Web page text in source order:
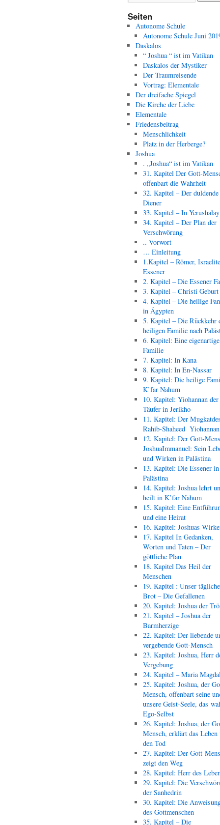
Seiten
Autonome Schule
Autonome Schule Juni
Daskalos
“ Joshua “ ist im Vatikan
Daskalos der Mystiker
Der Traumreisende
Vortrag: Elementale
Der dreifache Spiegel
Die Kirche der Liebe
Elementale
Friedensbeitrag
Menschlichkeit
Platz in der Herberge?
Joshua
. „Joshua“ ist im Vatikan
31. Kapitel Der Gott-
offenbart die Wahrheit
32. Kapitel – Der duldende
Diener
33. Kapitel – In
34. Kapitel – Der Plan der
Verschwörung
.. Vorwort
… Einleitung
1.Kapitel – Römer,
Essener
2. Kapitel – Die Essener
3. Kapitel – Christi Geburt
4. Kapitel – Die heilige
in Ägypten
5. Kapitel – Die Rückkehr
heiligen Familie nach
6. Kapitel: Eine eigenartige
Familie
7. Kapitel: In Kana
8. Kapitel: In En-Nassar
9. Kapitel: Die heilige
K’far Nahum
10. Kapitel: Yiohannan der
Täufer in Jerikho
11. Kapitel: Der
Rahib-Shaheed
12. Kapitel: Der Gott-
JoshuaImmanuel: Sein
und Wirken in Palästina
13. Kapitel: Die Essener in
Palästina
14. Kapitel: Joshua lehrt
heilt in K’far Nahum
15. Kapitel: Eine
und eine Heirat
16. Kapitel: Joshuas
17. Kapitel In Gedanken,
Worten und Taten – Der
göttliche Plan
18. Kapitel Das Heil der
Menschen
19. Kapitel : Unser
Brot – Die Gefallenen
20. Kapitel: Joshua der
21. Kapitel – Joshua der
Barmherzige
22. Kapitel: Der liebende
vergebende Gott-Mensch
23. Kapitel: Joshua, Herr
Vergebung
24. Kapitel – Maria
25. Kapitel: Joshua, der
Mensch, offenbart seine
unsere Geist-Seele, das
Ego-Selbst
26. Kapitel: Joshua, der
Mensch, erklärt das Leben
den Tod
27. Kapitel: Der Gott-
zeigt den Weg
28. Kapitel: Herr des
29. Kapitel: Die
der Sanhedrin
30. Kapitel: Die
des Gottmenschen
35. Kapitel – Die